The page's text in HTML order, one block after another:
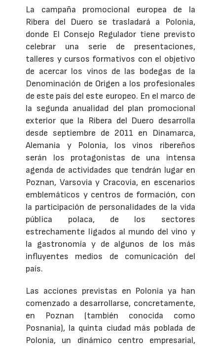
La campaña promocional europea de la
Ribera del Duero se trasladará a Polonia,
donde El Consejo Regulador tiene previsto
celebrar una serie de presentaciones,
talleres y cursos formativos con el objetivo
de acercar los vinos de las bodegas de la
Denominación de Origen a los profesionales
de este país del este europeo. En el marco de
la segunda anualidad del plan promocional
exterior que la Ribera del Duero desarrolla
desde septiembre de 2011 en Dinamarca,
Alemania y Polonia, los vinos ribereños
serán los protagonistas de una intensa
agenda de actividades que tendrán lugar en
Poznan, Varsovia y Cracovia, en escenarios
emblemáticos y centros de formación, con
la participación de personalidades de la vida
pública polaca, de los sectores
estrechamente ligados al mundo del vino y
la gastronomía y de algunos de los más
influyentes medios de comunicación del
país.
Las acciones previstas en Polonia ya han
comenzado a desarrollarse, concretamente,
en Poznan (también conocida como
Posnania), la quinta ciudad más poblada de
Polonia, un dinámico centro empresarial,